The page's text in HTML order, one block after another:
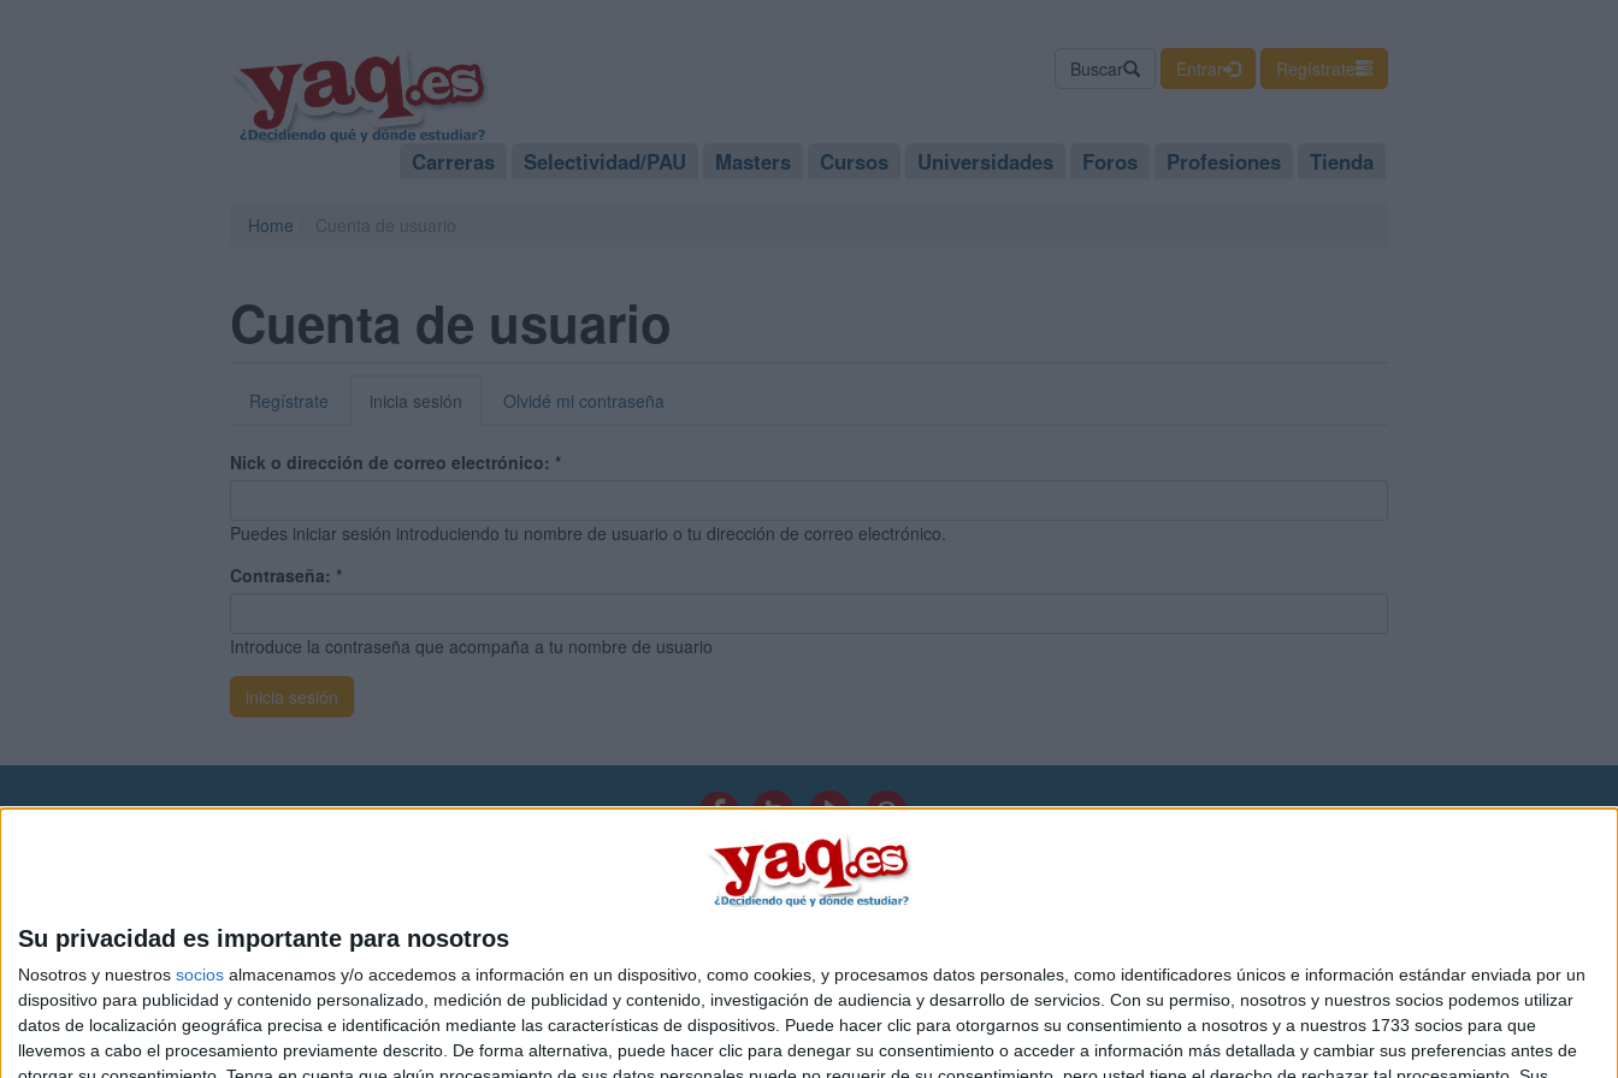
Su privacidad es importante para nosotros
Nosotros y nuestros socios almacenamos y/o accedemos a información en un dispositivo, como cookies, y procesamos datos personales, como identificadores únicos e información estándar enviada por un
dispositivo para publicidad y contenido personalizado, medición de publicidad y contenido, investigación de audiencia y desarrollo de servicios. Con su permiso, nosotros y nuestros socios podemos utilizar
datos de localización geográfica precisa e identificación mediante las características de dispositivos. Puede hacer clic para otorgarnos su consentimiento a nosotros y a nuestros 1733 socios para que
llevemos a cabo el procesamiento previamente descrito. De forma alternativa, puede hacer clic para denegar su consentimiento o acceder a información más detallada y cambiar sus preferencias antes de
Buscar Entrar Regístrate
Carreras Selectividad/PAU Masters Cursos Universidades Foros Profesiones Tienda
Home
Cuenta de usuario
Regístrate inicia sesión Olvidé mi contraseña
Nick o dirección de correo electrónico: *
Puedes iniciar sesión introduciendo tu nombre de usuario o tu dirección de correo electrónico.
Contraseña: *
Introduce la contraseña que acompaña a tu nombre de usuario
Quiénes somos| Contactar|Anúnciate
Politica de privacidad|Condiciones generales
- Diego de León 47 - 28006 Madrid [ESPAÑA] - Tel. +34 91 593 2767